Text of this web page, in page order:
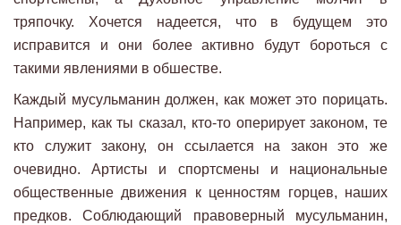
тряпочку. Хочется надеется, что в будущем это
исправится и они более активно будут бороться с
такими явлениями в обшестве.
Каждый мусульманин должен, как может это порицать.
Например, как ты сказал, кто-то оперирует законом, те
кто служит закону, он ссылается на закон это же
очевидно. Артисты и спортсмены и национальные
общественные движения к ценностям горцев, наших
предков. Соблюдающий правоверный мусульманин,